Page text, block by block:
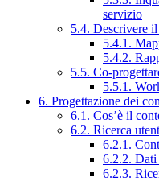
servizio
5.4. Descrivere
5.4.1.
5.4.2.
5.5. Co-
5.5.1.
6. Progettazione dei
6.1. Cos’è il
6.2. Ricerca
6.2.1.
6.2.2. Dati
6.2.3.